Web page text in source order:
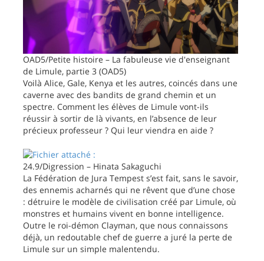
OAD5/Petite histoire – La fabuleuse vie d'enseignant
de Limule, partie 3 (OAD5)
Voilà Alice, Gale, Kenya et les autres, coincés dans une
caverne avec des bandits de grand chemin et un
spectre. Comment les élèves de Limule vont-ils
réussir à sortir de là vivants, en l’absence de leur
précieux professeur ? Qui leur viendra en aide ?
24.9/Digression – Hinata Sakaguchi
La Fédération de Jura Tempest s’est fait, sans le savoir,
des ennemis acharnés qui ne rêvent que d’une chose
: détruire le modèle de civilisation créé par Limule, où
monstres et humains vivent en bonne intelligence.
Outre le roi-démon Clayman, que nous connaissons
déjà, un redoutable chef de guerre a juré la perte de
Limule sur un simple malentendu.